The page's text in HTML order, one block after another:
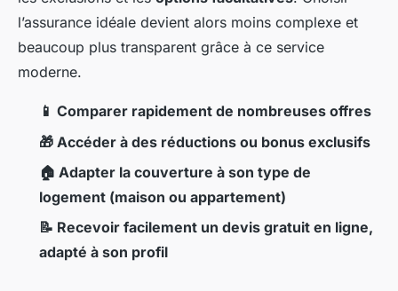
l’assurance idéale devient alors moins complexe et
beaucoup plus transparent grâce à ce service
moderne.
📱 Comparer rapidement de nombreuses offres
🎁 Accéder à des réductions ou bonus exclusifs
🏠 Adapter la couverture à son type de
logement (maison ou appartement)
📝 Recevoir facilement un devis gratuit en ligne,
adapté à son profil